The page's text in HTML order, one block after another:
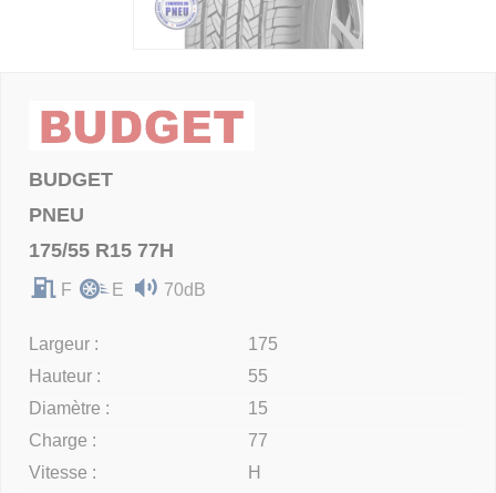
BUDGET
PNEU
175/55 R15 77H
F E 70dB
Largeur :
175
Hauteur :
55
Diamètre :
15
Charge :
77
Vitesse :
H